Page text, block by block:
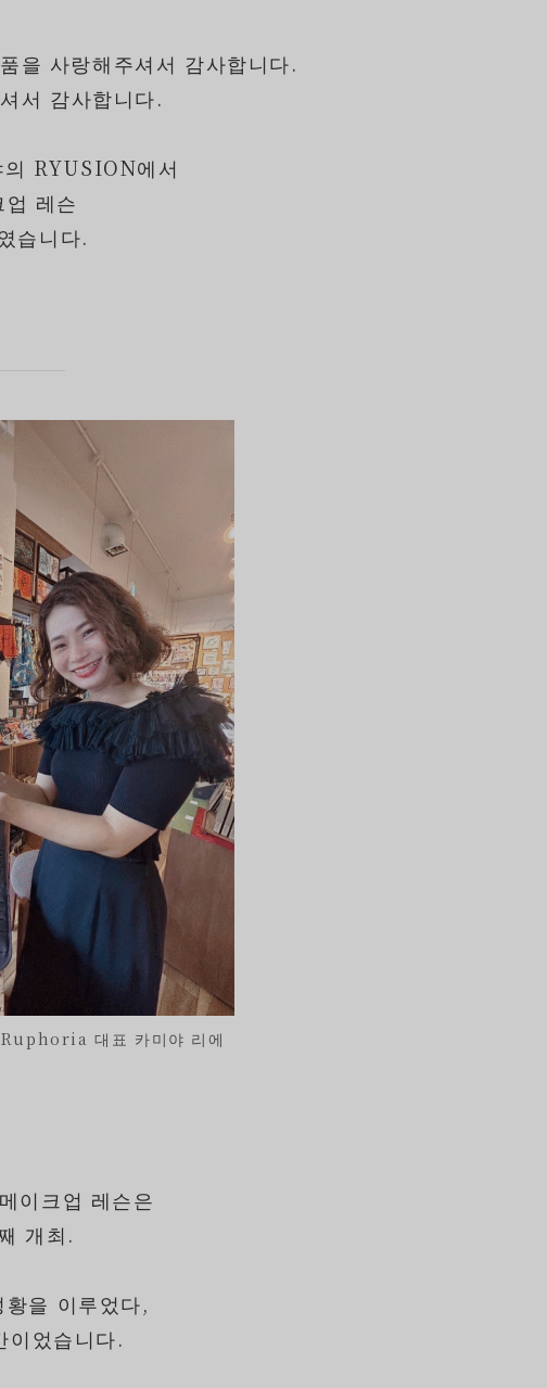
사랑해주셔서 감사합니다.
서 감사합니다.
RYUSION에서
업 레슨
습니다.
대표 카미야 리에
이크업 레슨은
개최.
을 이루었다,
이었습니다.